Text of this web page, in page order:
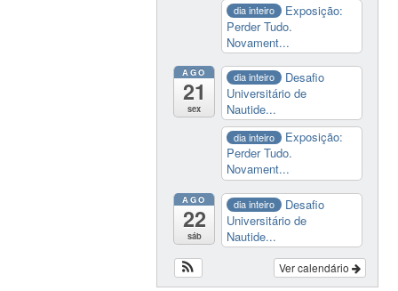
dia inteiro
Exposição:
Perder Tudo.
Novament...
AGO
21
sex
dia inteiro
Desafio
Universitário de
Nautide...
dia inteiro
Exposição:
Perder Tudo.
Novament...
AGO
22
sáb
dia inteiro
Desafio
Universitário de
Nautide...
Ver calendário